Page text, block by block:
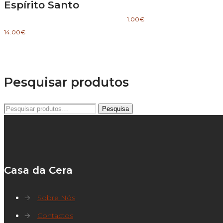
Espírito Santo
14.00€
1.00€
Pesquisar produtos
Pesquisar
Pesquisa
Casa da Cera
→
Sobre Nós
→
Contactos